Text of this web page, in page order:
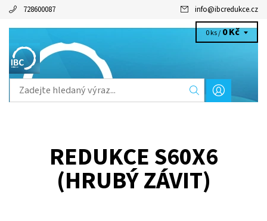
728600087 info@ibcredukce.cz
0 ks /0 Kč
REDUKCE S60X6
(HRUBÝ ZÁVIT)